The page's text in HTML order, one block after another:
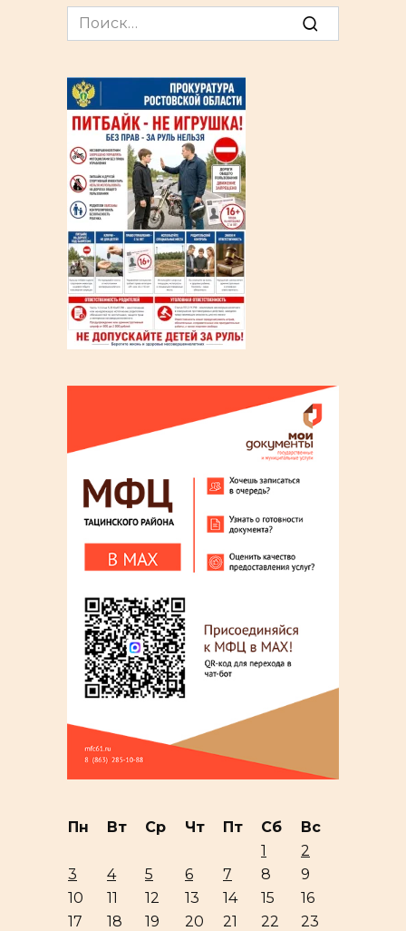
Search
for:
Пн Вт Ср Чт Пт Сб
Вс
1
2
3
4 5 6 7 8
9
10
11 12 13 14 15
16
17
18 19 20 21 22
23